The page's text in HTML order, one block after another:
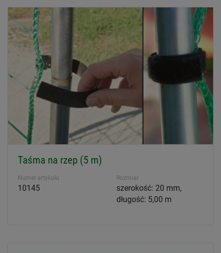
Taśma na rzep (5 m)
Numer artykułu
10145
Rozmiar
szerokość: 20 mm,
długość: 5,00 m